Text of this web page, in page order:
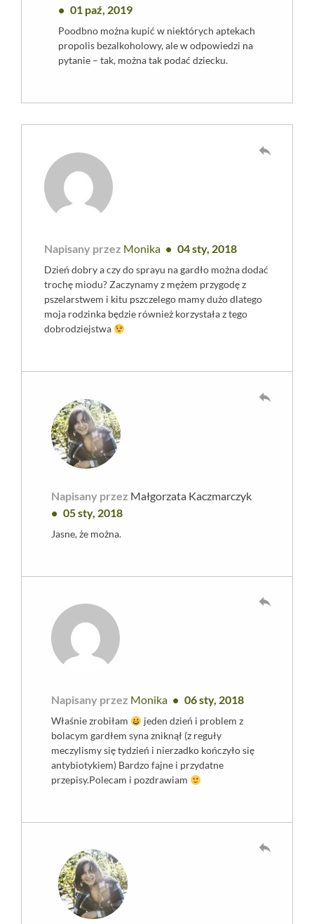
01 paź, 2019
Poodbno można kupić w niektórych aptekach
propolis bezalkoholowy, ale w odpowiedzi na
pytanie – tak, można tak podać dziecku.
Napisany przez Monika 04 sty, 2018
Dzień dobry a czy do sprayu na gardło można dodać
trochę miodu? Zaczynamy z mężem przygodę z
pszelarstwem i kitu pszczelego mamy dużo dlatego
moja rodzinka będzie również korzystała z tego
dobrodziejstwa
reply
Napisany przez Małgorzata Kaczmarczyk
05 sty, 2018
Jasne, że można.
reply
Napisany przez Monika 06 sty, 2018
Właśnie zrobiłam
jeden dzień i problem z
bolacym gardłem syna zniknął (z reguły
meczylismy się tydzień i nierzadko kończyło się
antybiotykiem) Bardzo fajne i przydatne
przepisy.Polecam i pozdrawiam
reply
reply